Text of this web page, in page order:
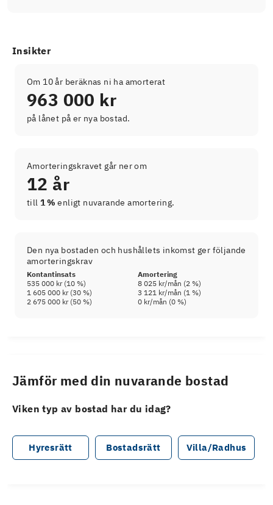
Insikter
Om 10 år beräknas ni ha amorterat
963 000 kr
på lånet på er nya bostad.
Amorteringskravet går ner om
12 år
till 1 % enligt nuvarande amortering.
Den nya bostaden och hushållets inkomst ger följande
amorteringskrav
Kontantinsats
Amortering
535 000 kr(10 %) 8 025 kr/mån (2 %)
1 605 000 kr(30 %) 3 121 kr/mån (1 %)
2 675 000 kr(50 %) 0 kr/mån (0 %)
Jämför med din nuvarande bostad
Viken typ av bostad har du idag?
Hyresrätt Bostadsrätt Villa/Radhus